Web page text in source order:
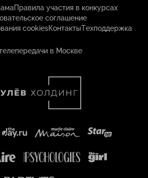
Правила участия в конкурсах
соглашение
cookiesКонтактыТехподдержка
в Москве